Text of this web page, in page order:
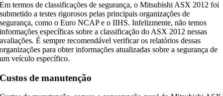
Em termos de classificações de segurança, o Mitsubishi ASX 2012 foi
submetido a testes rigorosos pelas principais organizações de
segurança, como o Euro NCAP e o IIHS. Infelizmente, não temos
informações específicas sobre a classificação do ASX 2012 nessas
avaliações. É sempre recomendável verificar os relatórios dessas
organizações para obter informações atualizadas sobre a segurança de
um veículo específico.
Custos de manutenção